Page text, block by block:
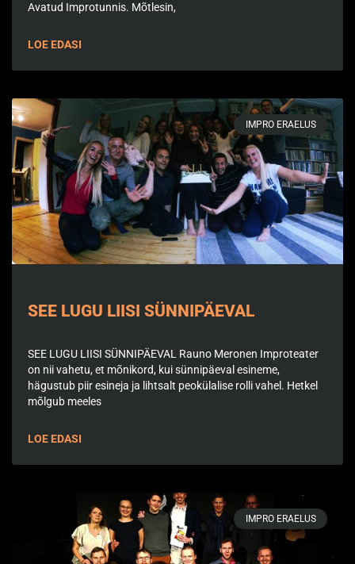
Avatud Improtunnis. Mõtlesin,
LOE EDASI
IMPRO ERAELUS
SEE LUGU LIISI SÜNNIPÄEVAL
SEE LUGU LIISI SÜNNIPÄEVAL Rauno Meronen Improteater
on nii vahetu, et mõnikord, kui sünnipäeval esineme,
hägustub piir esineja ja lihtsalt peokülalise rolli vahel. Hetkel
mõlgub meeles
LOE EDASI
IMPRO ERAELUS